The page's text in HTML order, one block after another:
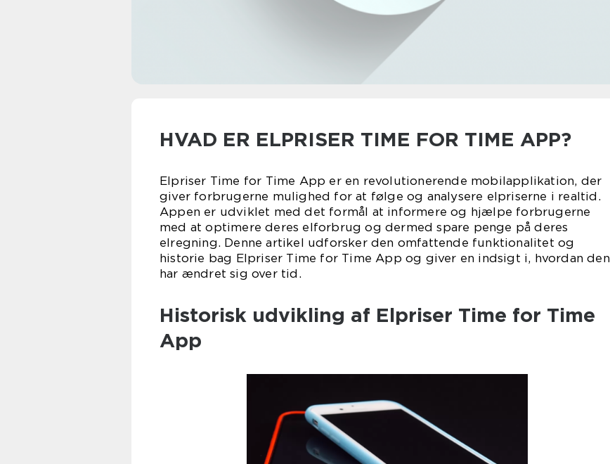
HVAD ER ELPRISER TIME FOR TIME APP?
Elpriser Time for Time App er en revolutionerende mobilapplikation, der
giver forbrugerne mulighed for at følge og analysere elpriserne i realtid.
Appen er udviklet med det formål at informere og hjælpe forbrugerne
med at optimere deres elforbrug og dermed spare penge på deres
elregning. Denne artikel udforsker den omfattende funktionalitet og
historie bag Elpriser Time for Time App og giver en indsigt i, hvordan den
har ændret sig over tid.
Historisk udvikling af Elpriser Time for Time
App